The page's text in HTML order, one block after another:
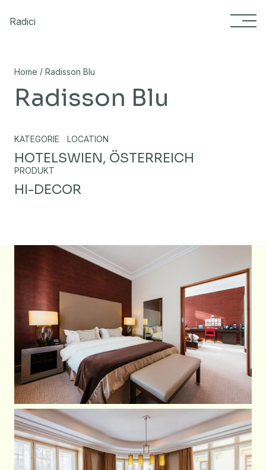
Radici
Home / Radisson Blu
Radisson Blu
KATEGORIE
HOTELS
LOCATION
WIEN, ÖSTERREICH
PRODUKT
HI-DECOR